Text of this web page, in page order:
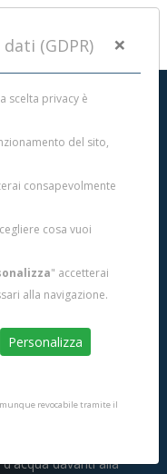
cura diFernando "Il Greco"
(Italia)
davanti alla
(GDPR) ×
scelta privacy è
del sito,
consapevolmente
cosa vuoi
" accetterai
alla navigazione.
Personalizza
revocabile tramite il